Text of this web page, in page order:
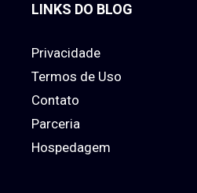
LINKS DO BLOG
Privacidade
Termos de Uso
Contato
Parceria
Hospedagem